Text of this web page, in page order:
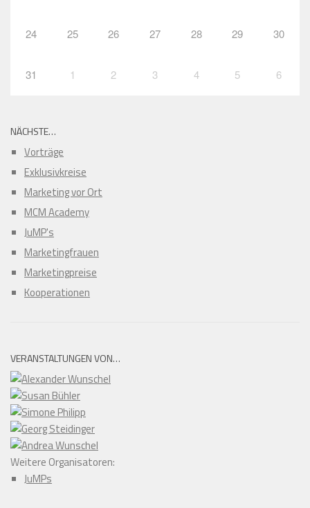
24 25 26 27 28 29 30
31 1 2 3 4 5 6
NÄCHSTE…
Vorträge
Exklusivkreise
Marketing vor Ort
MCM Academy
JuMP's
Marketingfrauen
Marketingpreise
Kooperationen
VERANSTALTUNGEN VON…
Weitere Organisatoren:
JuMPs